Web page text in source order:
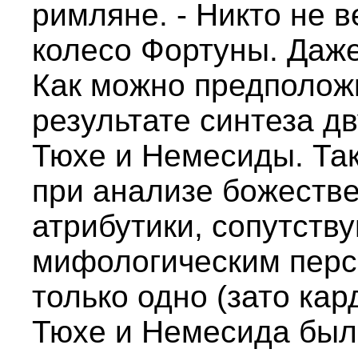
римляне. - Никто не
колесо Фортуны.
Как можно
результате синтеза
Тюхе и Немесиды.
при анализе
атрибутики,
мифологическим
только одно (зато
Тюхе и Немесида